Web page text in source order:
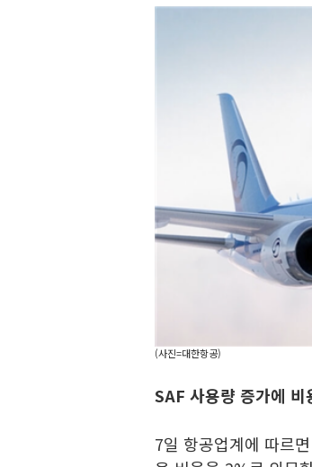
(사진=대한항공)
SAF 사용량 증가에 비
7일 항공업계에 따르